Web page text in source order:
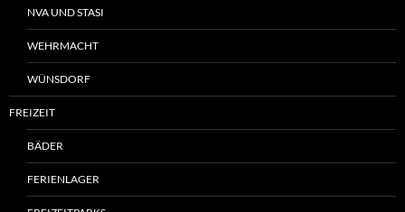
NVA UND STASI
WEHRMACHT
WÜNSDORF
FREIZEIT
BÄDER
FERIENLAGER